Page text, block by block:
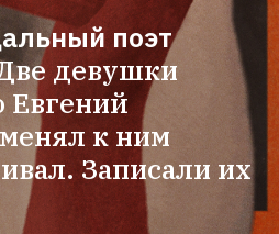
поэт
девушки
Евгений
к ним
Записали их